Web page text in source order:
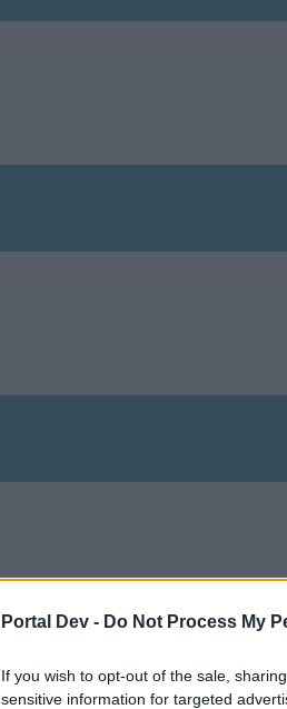
Portal Dev - Do Not Process My
If you wish to opt-out of the sale,
sensitive information for targeted